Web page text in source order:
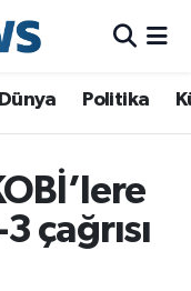
Dünya Politika
çağrısı